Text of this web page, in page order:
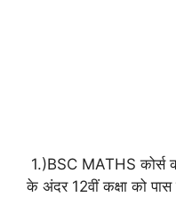
1.)BSC MATHS कोर्स
के अंदर 12वीं कक्षा को